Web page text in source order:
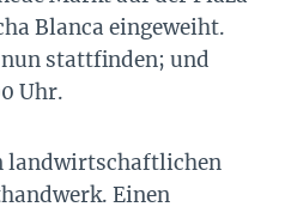
Blanca eingeweiht.
nun stattfinden; und
Uhr.
landwirtschaftlichen
Einen